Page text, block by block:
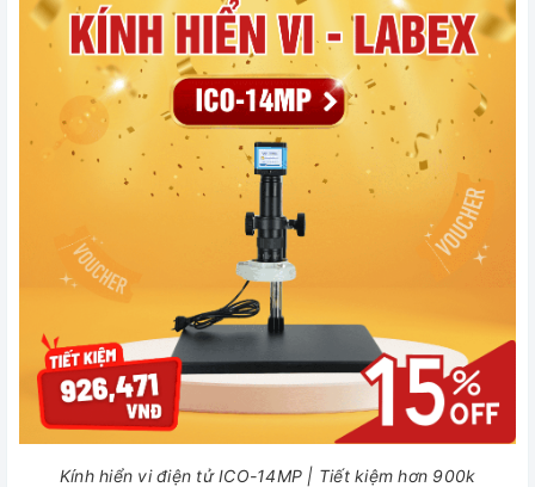
Kính hiển vi điện tử ICO-14MP | Tiết kiệm hơn 900k